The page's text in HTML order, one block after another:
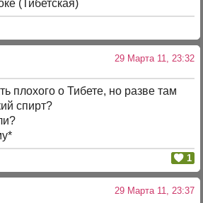
29 Марта 11, 23:32
плохого о Тибете, но разве там
спирт?
1
29 Марта 11, 23:37